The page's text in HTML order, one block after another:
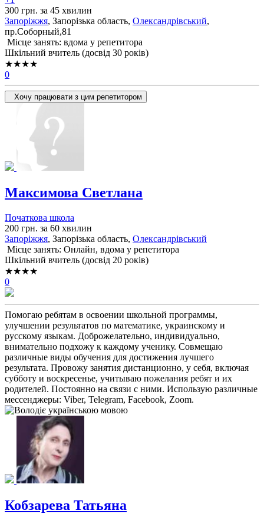
300 грн. за 45 хвилин
Запоріжжя, Запорізька область, Олександрівський,
пр.Соборный,81
Місце занять: вдома у репетитора
Шкільний вчитель (досвід 30 років)
★★★★
0
Хочу працювати з цим репетитором
Максимова Светлана
Початкова школа
200 грн. за 60 хвилин
Запоріжжя, Запорізька область, Олександрівський
Місце занять: Онлайн, вдома у репетитора
Шкільний вчитель (досвід 20 років)
★★★★
0
Помогаю ребятам в освоении школьной программы,
улучшении результатов по математике, украинскому и
русскому языкам. Доброжелательно, индивидуально,
внимательно подхожу к каждому ученику. Совмещаю
различные виды обучения для достижения лучшего
результата. Провожу занятия дистанционно, у себя, включая
субботу и воскресенье, учитываю пожелания ребят и их
родителей. Постоянно на связи с ними. Использую различные
мессенджеры: Viber, Telegram, Facebook, Zoom.
Кобзарева Татьяна